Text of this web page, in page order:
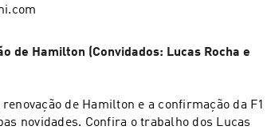
de Hamilton (Convidados: Lucas Rocha e
de Hamilton e a confirmação da F1
novidades. Confira o trabalho dos Lucas